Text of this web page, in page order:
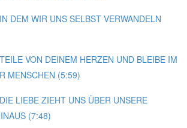
DEM WIR UNS SELBST VERWANDELN
VON DEINEM HERZEN UND BLEIBE IM
MENSCHEN (5:59)
LIEBE ZIEHT UNS ÜBER UNSERE
(7:48)